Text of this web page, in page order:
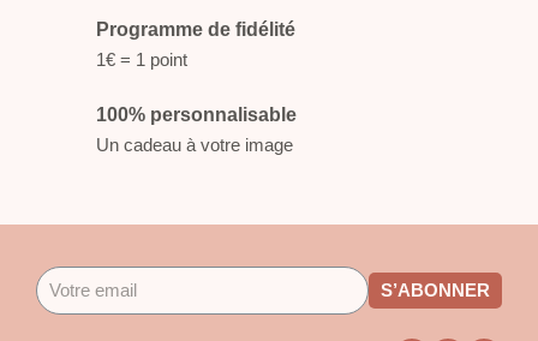
Programme de fidélité
1€ = 1 point
100% personnalisable
Un cadeau à votre image
S’ABONNER